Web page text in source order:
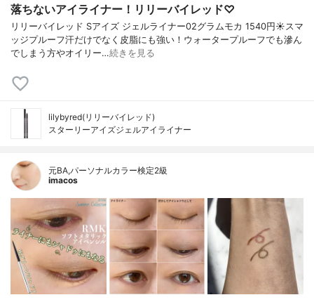
落ちないアイライナー！リリーバイレッド♡
リリーバイレッド Sアイズ ジェルライナー02グラムモカ 1540円☀️スマ
ッジプルーフ汗だけでなく皮脂にも強い！ウォータープルーフでも滲ん
でしまう方やオイリー…続きを見る
lilybyred(リリーバイレッド)
スターリーアイズジェルアイライナー
元BA,パーソナルカラー検定2級
imacos